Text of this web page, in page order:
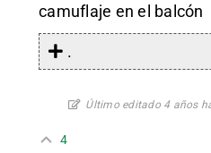
camuflaje en el balcón
.
Último editado 4 años
4